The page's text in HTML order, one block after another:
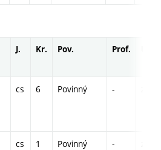
J. Kr. Pov. Prof.
cs 6 Povinný -
cs 1 Povinný -